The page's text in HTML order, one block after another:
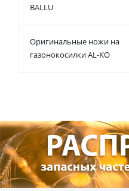
BALLU
Оригинальные ножи на
газонокосилки AL-KO